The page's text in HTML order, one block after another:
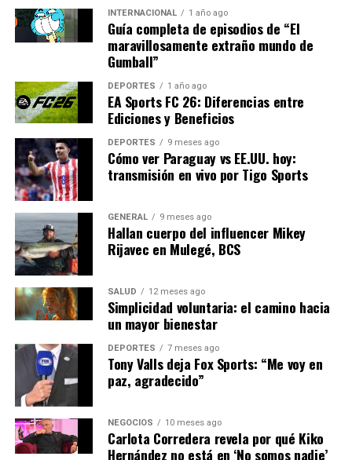
señaló que el desafío para la región es llevar la
armonización regulatoria a la práctica para agilizar
registros sanitarios y facilitar el acceso a medicamentos.
El encuentro también abordó la necesidad de fortalecer
la producción regional de medicamentos frente a un
comerciales y riesgos en cadenas de suministro.
Sector Asegurador en
Crecimiento
La Asociación Mexicana de Instituciones de Seguros
(AMIS) reportó que las 86 aseguradoras en el país
captaron más de 1 billón 25 mil millones de pesos
durante 2025, un incremento del 12 por ciento respecto
al año previo. En el ramo de accidentes y enfermedades,
las empresas desembolsaron 145 mil 344 millones de
pesos el año pasado, lo que representa un promedio
diario de 398.2 millones de pesos.
Los próximos 12 y 13 de mayo, el sector llevará a cabo la
35 Convención de Aseguradores de la AMIS, donde se
INTERNACIONAL 1 año ago
Guía completa de episodios de “El
maravillosamente extraño mundo de
Gumball”
DEPORTES 1 año ago
EA Sports FC 26: Diferencias entre
Ediciones y Beneficios
DEPORTES 9 meses ago
Cómo ver Paraguay vs EE.UU. hoy:
transmisión en vivo por Tigo Sports
GENERAL 9 meses ago
Hallan cuerpo del influencer Mikey
Rijavec en Mulegé, BCS
SALUD 12 meses ago
Simplicidad voluntaria: el camino hacia
un mayor bienestar
DEPORTES 7 meses ago
Tony Valls deja Fox Sports: “Me voy en
paz, agradecido”
NEGOCIOS 10 meses ago
Carlota Corredera revela por qué Kiko
Hernández no está en ‘No somos nadie’